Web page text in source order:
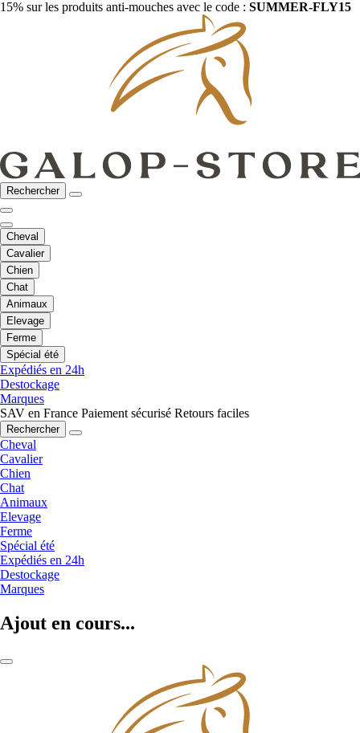
15% sur les produits anti-mouches avec le code : SUMMER-FLY15
Rechercher
Cheval
Cavalier
Chien
Chat
Animaux
Elevage
Ferme
Spécial été
Expédiés en 24h
Destockage
Marques
SAV en France Paiement sécurisé Retours faciles
Rechercher
Cheval
Cavalier
Chien
Chat
Animaux
Elevage
Ferme
Spécial été
Expédiés en 24h
Destockage
Marques
Ajout en cours...